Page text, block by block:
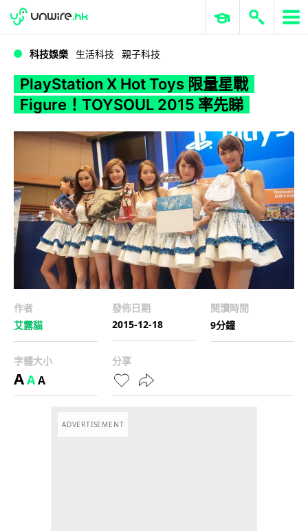
WWDC 2026 ERP 與商業 AI
科技娛樂 生活科技 親子科技
PlayStation X Hot Toys 限量星戰
Figure！TOYSOUL 2015 率先睇
作者
艾露貓
發佈日期
2015-12-18
閱讀時間
9分鐘
字體大小
AAA
分享
ADVERTISEMENT